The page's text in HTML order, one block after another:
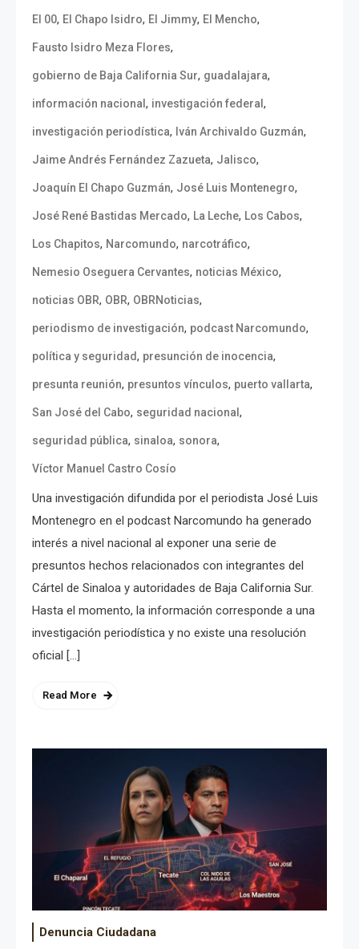
El 00, El Chapo Isidro, El Jimmy, El Mencho,
Fausto Isidro Meza Flores,
gobierno de Baja California Sur, guadalajara,
información nacional , investigación federal ,
investigación periodística, Iván Archivaldo Guzmán,
Jaime Andrés Fernández Zazueta, Jalisco,
Joaquín El Chapo Guzmán, José Luis Montenegro,
José René Bastidas Mercado, La Leche, Los Cabos,
Los Chapitos, Narcomundo, narcotráfico,
Nemesio Oseguera Cervantes, noticias México,
noticias OBR, OBR, OBRNoticias,
periodismo de investigación, podcast Narcomundo,
política y seguridad, presunción de inocencia,
presunta reunión, presuntos vínculos, puerto vallarta,
San José del Cabo, seguridad nacional ,
seguridad pública, sinaloa, sonora,
Víctor Manuel Castro Cosío
Una investigación difundida por el periodista José Luis
Montenegro en el podcast Narcomundo ha generado
interés a nivel nacional al exponer una serie de
presuntos hechos relacionados con integrantes del
Cártel de Sinaloa y autoridades de Baja California Sur.
Hasta el momento, la información corresponde a una
investigación periodística y no existe una resolución
oficial […]
Read More
Denuncia Ciudadana